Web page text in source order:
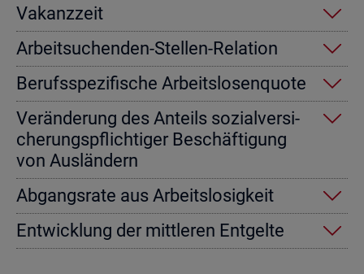
Va­kanz­zeit
Ar­beit­su­chen­den-Stel­len-Re­la­ti­on
Be­rufs­spe­zi­fi­sche Ar­beits­lo­sen­quo­te
Ver­än­de­rung des An­teils so­zi­al­ver­si­
che­rungs­pflich­ti­ger Be­schäf­ti­gung
von Aus­län­dern
Ab­gangs­ra­te aus Ar­beits­lo­sig­keit
Ent­wick­lung der mitt­le­ren Ent­gel­te